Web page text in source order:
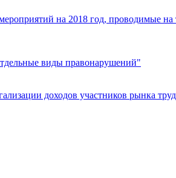
на 2018 год, проводимые
виды правонарушений"
доходов участников рынка